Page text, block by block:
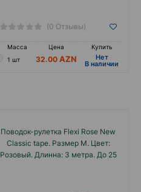
(0 Отзывы)
Масса Цена
Купить
1 шт
32.00 Hет
B наличии
Поводок-рулетка Flexi Rose New
Classic tape. Размер M. Цвет:
Розовый. Длинна: 3 метра. До 25